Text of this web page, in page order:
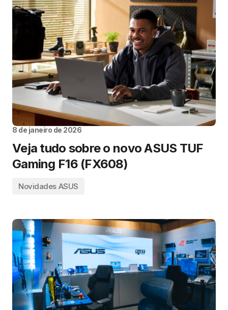
8 de janeiro de 2026
Veja tudo sobre o novo ASUS TUF
Gaming F16 (FX608)
Novidades ASUS